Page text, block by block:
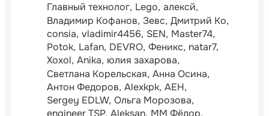
Главный технолог Lego алексй
Владимир Кофанов Зевс Дмитрий Ко
consia vladimir4456 SEN Master74
Potok Lafan DEVRO Феникс natar7
Xoxol Anika юлия захарова
Светлана Корельская Анна Осина
Антон Федоров Alexkpk АЕН
Sergey EDLW Ольга Морозова